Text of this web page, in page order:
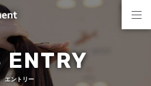
ENTRY
エントリー